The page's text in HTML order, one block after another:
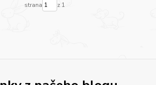
strana z 1